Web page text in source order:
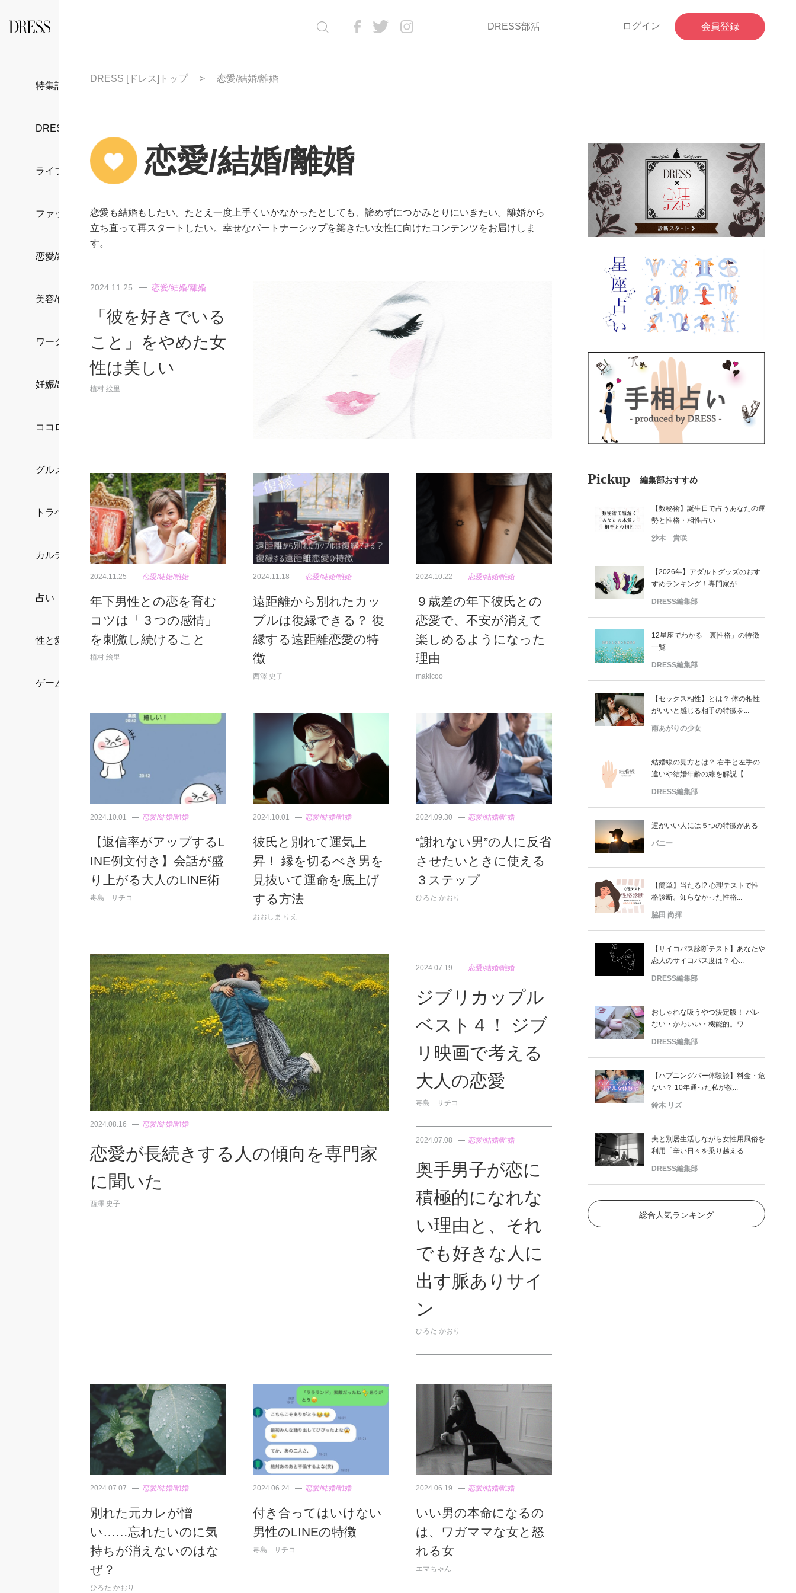
DRESS部活 ログイン 会員登録
特集記事
DRESS部活
ライフスタイル
ファッション
恋愛/結婚/離婚
美容/健康
ワークスタイル
妊娠/出産/家族
ココロ/カラダ
グルメ
トラベル
カルチャー/エンタメ
占い
性と愛
ゲーム
DRESS [ドレス]トップ 恋愛/結婚/離婚
恋愛/結婚/離婚
恋愛も結婚もしたい。たとえ一度上手くいかなかったとしても、諦めずにつかみとりにいきたい。離婚から
立ち直って再スタートしたい。幸せなパートナーシップを築きたい女性に向けたコンテンツをお届けしま
す。
2024.11.25 恋愛/結婚/離婚
「彼を好きでいる
こと」をやめた女
性は美しい
植村 絵里
2024.11.25 恋愛/結婚/離婚
年下男性との恋を育む
コツは「３つの感情」
を刺激し続けること
植村 絵里
2024.11.18 恋愛/結婚/離婚
遠距離から別れたカッ
プルは復縁できる？ 復
縁する遠距離恋愛の特
徴
西澤 史子
2024.10.22 恋愛/結婚/離婚
９歳差の年下彼氏との
恋愛で、不安が消えて
楽しめるようになった
理由
makicoo
2024.10.01 恋愛/結婚/離婚
【返信率がアップするL
INE例文付き】会話が盛
り上がる大人のLINE術
毒島 サチコ
2024.10.01 恋愛/結婚/離婚
彼氏と別れて運気上
昇！ 縁を切るべき男を
見抜いて運命を底上げ
する方法
おおしま りえ
2024.09.30 恋愛/結婚/離婚
“謝れない男”の人に反省
させたいときに使える
３ステップ
ひろた かおり
2024.08.16 恋愛/結婚/離婚
恋愛が長続きする人の傾向を専門家
に聞いた
西澤 史子
2024.07.19 恋愛/結婚/離婚
ジブリカップル
ベスト４！ ジブ
リ映画で考える
大人の恋愛
毒島 サチコ
2024.07.08 恋愛/結婚/離婚
奥手男子が恋に
積極的になれな
い理由と、それ
でも好きな人に
出す脈ありサイ
ン
ひろた かおり
2024.07.07 恋愛/結婚/離婚
別れた元カレが憎
い……忘れたいのに気
持ちが消えないのはな
ぜ？
ひろた かおり
2024.06.24 恋愛/結婚/離婚
付き合ってはいけない
男性のLINEの特徴
毒島 サチコ
2024.06.19 恋愛/結婚/離婚
いい男の本命になるの
は、ワガママな女と怒
れる女
エマちゃん
Pickup 編集部おすすめ
【数秘術】誕生日で占うあなたの運
勢と性格・相性占い
沙木 貴咲
【2026年】アダルトグッズのおす
すめランキング！専門家が...
DRESS編集部
12星座でわかる「裏性格」の特徴
一覧
DRESS編集部
【セックス相性】とは？ 体の相性
がいいと感じる相手の特徴を...
雨あがりの少女
結婚線の見方とは？ 右手と左手の
違いや結婚年齢の線を解説【...
DRESS編集部
運がいい人には５つの特徴がある
バニー
【簡単】当たる!? 心理テストで性
格診断。知らなかった性格...
脇田 尚揮
【サイコパス診断テスト】あなたや
恋人のサイコパス度は？ 心...
DRESS編集部
おしゃれな吸うやつ決定版！ バレ
ない・かわいい・機能的。ワ...
DRESS編集部
【ハプニングバー体験談】料金・危
ない？ 10年通った私が教...
鈴木 リズ
夫と別居生活しながら女性用風俗を
利用「辛い日々を乗り越える...
DRESS編集部
総合人気ランキング